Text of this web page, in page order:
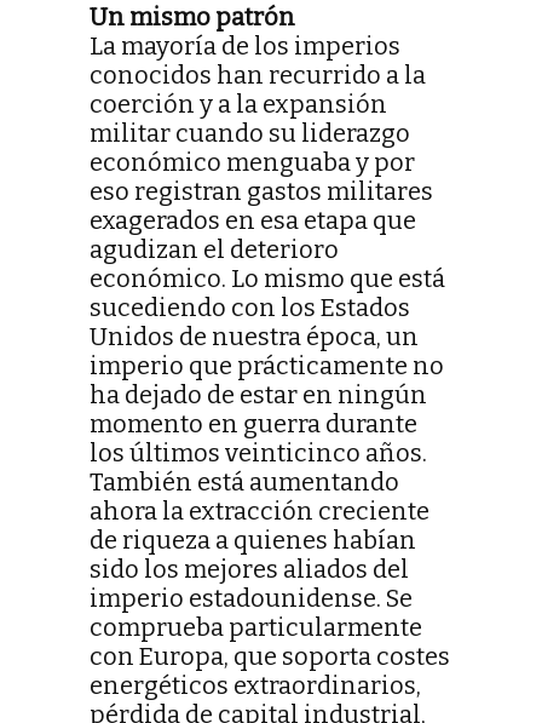
Un mismo patrón
La mayoría de los imperios
conocidos han recurrido a la
coerción y a la expansión
militar cuando su liderazgo
económico menguaba y por
eso registran gastos militares
exagerados en esa etapa que
agudizan el deterioro
económico. Lo mismo que está
sucediendo con los Estados
Unidos de nuestra época, un
imperio que prácticamente no
ha dejado de estar en ningún
momento en guerra durante
los últimos veinticinco años.
También está aumentando
ahora la extracción creciente
de riqueza a quienes habían
sido los mejores aliados del
imperio estadounidense. Se
comprueba particularmente
con Europa, que soporta costes
energéticos extraordinarios,
pérdida de capital industrial,